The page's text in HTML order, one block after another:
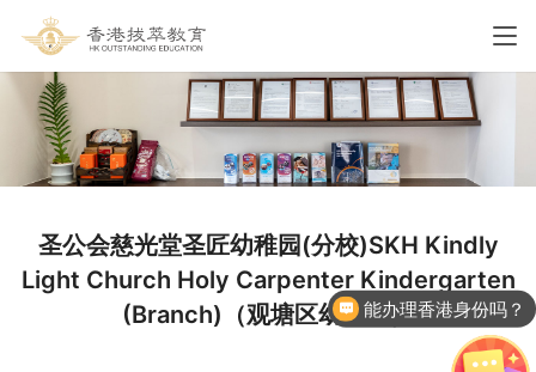
圣公会慈光堂圣匠幼稚园(分校)SKH Kindly
Light Church Holy Carpenter Kindergarten
(Branch)（观塘区幼稚园）能办理香港身份吗？